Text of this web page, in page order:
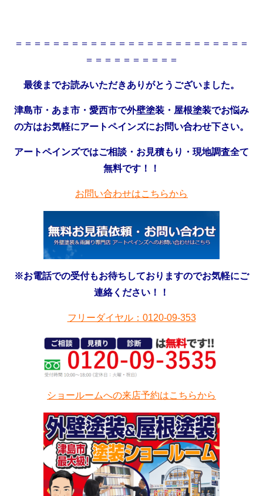
＝＝＝＝＝＝＝＝＝＝＝＝＝＝＝＝＝＝＝＝＝＝＝＝＝
＝＝＝＝＝＝＝＝＝＝
最後までお読みいただきありがとうございました。
津島市・あま市・愛西市で外壁塗装・屋根塗装でお悩み
の方はお気軽にアートペインズにお問い合わせ下さい。
アートペインズではご相談・お見積もり・現地調査全て
無料です！！
お問い合わせはこちらから
※お電話での受付もお待ちしておりますのでお気軽にご
連絡ください！！
フリーダイヤル：0120-09-353
ショールームへの来店予約はこちらから